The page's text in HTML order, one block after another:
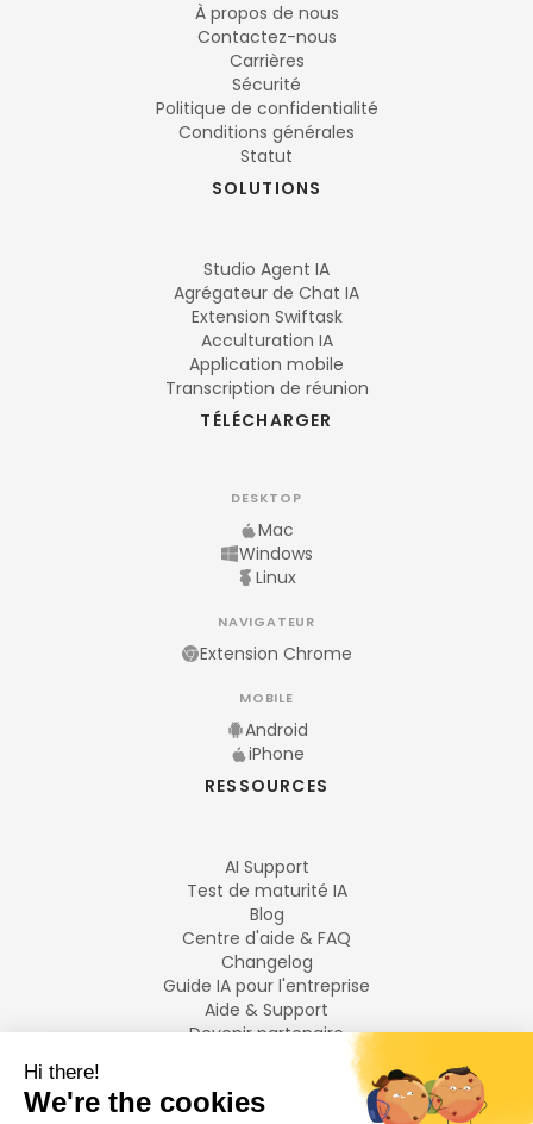
À propos de nous
Contactez-nous
Carrières
Sécurité
Politique de confidentialité
Conditions générales
Statut
SOLUTIONS
Studio Agent IA
Agrégateur de Chat IA
Extension Swiftask
Acculturation IA
Application mobile
Transcription de réunion
TÉLÉCHARGER
DESKTOP
Mac
Windows
Linux
NAVIGATEUR
Extension Chrome
MOBILE
Android
iPhone
RESSOURCES
AI Support
Test de maturité IA
Blog
Centre d'aide & FAQ
Changelog
Guide IA pour l'entreprise
Aide & Support
Devenir partenaire
LANGUES